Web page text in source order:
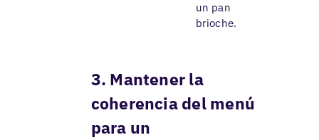
un pan
brioche.
3. Mantener la
coherencia del menú
para un